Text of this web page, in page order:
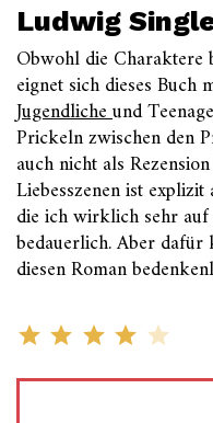
Ludwig
Obwohl die Charaktere
eignet sich dieses
Jugendlicheund
Prickeln zwischen den
auch nicht als
Liebesszenen ist
die ich wirklich sehr auf
bedauerlich. Aber
diesen Roman